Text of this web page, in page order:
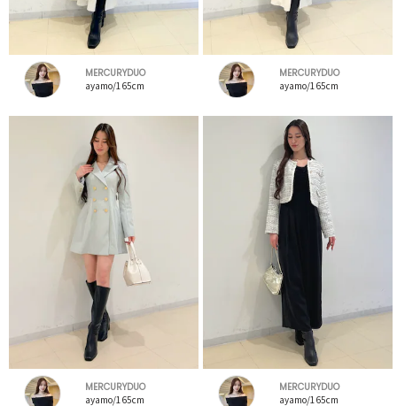
MERCURYDUO
ayamo/165cm
MERCURYDUO
ayamo/165cm
MERCURYDUO
ayamo/165cm
MERCURYDUO
ayamo/165cm